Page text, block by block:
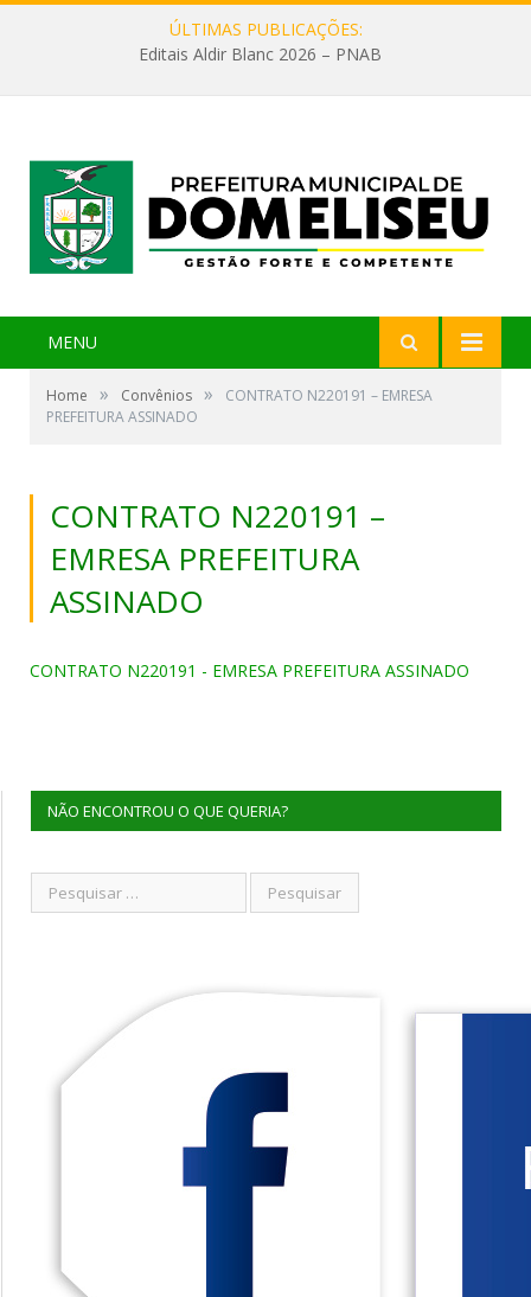
ÚLTIMAS PUBLICAÇÕES:
Editais Aldir Blanc 2026 – PNAB
MENU
Home » Convênios »
CONTRATO N220191 – EMRESA
PREFEITURA ASSINADO
CONTRATO N220191 –
EMRESA PREFEITURA
ASSINADO
CONTRATO N220191 - EMRESA PREFEITURA ASSINADO
NÃO ENCONTROU O QUE QUERIA?